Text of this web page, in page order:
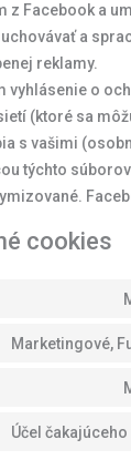
z Facebook a
a
reklamy.
vyhlásenie o
(ktoré sa
s vašimi
týchto
cookies
Marketingové,
Účel